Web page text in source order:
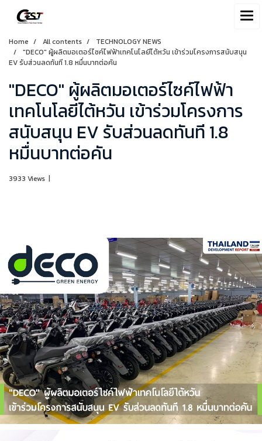
Home All contents
TECHNOLOGY NEWS
"DECO" ผู้ผลิตมอเตอร์ไซค์ไฟฟ้าเทคโนโลยีไต้หวัน เข้าร่วมโครงการสนับสนุน
EV รับส่วนลดทันที 1.8 หมื่นบาทต่อคัน
"DECO" ผู้ผลิตมอเตอร์ไซค์ไฟฟ้า
เทคโนโลยีไต้หวัน เข้าร่วมโครงการ
สนับสนุน EV รับส่วนลดทันที 1.8
หมื่นบาทต่อคัน
3933 Views |